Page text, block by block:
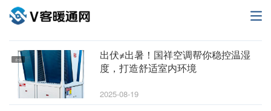
企业
出伏≠出暑！国祥空调帮你稳控温湿
度，打造舒适室内环境
2025-08-19